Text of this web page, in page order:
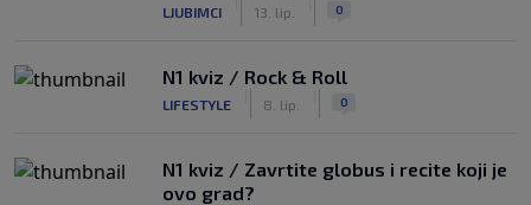
LJUBIMCI 13. lip. 0
N1 kviz / Rock & Roll
LIFESTYLE 8. lip. 0
N1 kviz / Zavrtite globus i recite koji je
ovo grad?